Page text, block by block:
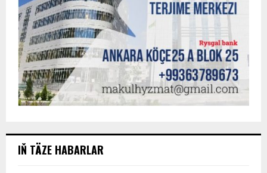
IŇ TÄZE HABARLAR